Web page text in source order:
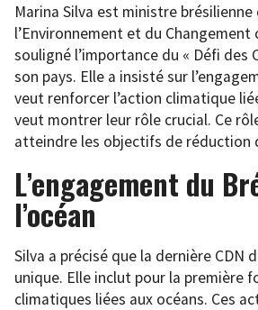
Marina Silva est ministre brésilienne
l’Environnement et du Changement
souligné l’importance du « Défi des
son pays. Elle a insisté sur
veut renforcer l’action climatique
veut montrer leur rôle crucial. Ce
atteindre les objectifs de réduction
L’engagement du
l’océan
Silva a précisé que la dernière CDN
unique. Elle inclut pour la première
climatiques liées aux océans. Ces